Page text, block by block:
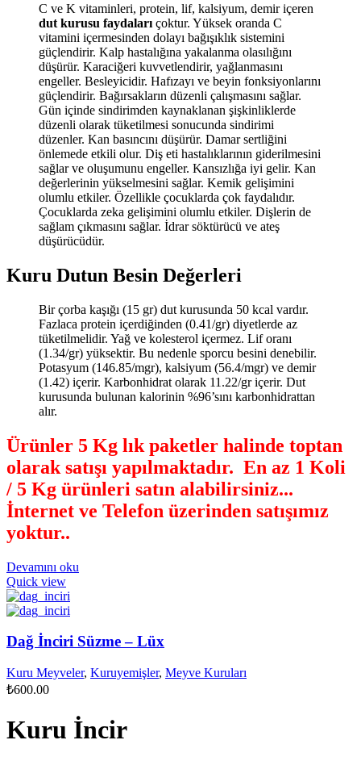
C ve K vitaminleri, protein, lif, kalsiyum, demir içeren
dut kurusu faydaları çoktur. Yüksek oranda C
vitamini içermesinden dolayı bağışıklık sistemini
güçlendirir. Kalp hastalığına yakalanma olasılığını
düşürür. Karaciğeri kuvvetlendirir, yağlanmasını
engeller. Besleyicidir. Hafızayı ve beyin fonksiyonlarını
güçlendirir. Bağırsakların düzenli çalışmasını sağlar.
Gün içinde sindirimden kaynaklanan şişkinliklerde
düzenli olarak tüketilmesi sonucunda sindirimi
düzenler. Kan basıncını düşürür. Damar sertliğini
önlemede etkili olur. Diş eti hastalıklarının giderilmesini
sağlar ve oluşumunu engeller. Kansızlığa iyi gelir. Kan
değerlerinin yükselmesini sağlar. Kemik gelişimini
olumlu etkiler. Özellikle çocuklarda çok faydalıdır.
Çocuklarda zeka gelişimini olumlu etkiler. Dişlerin de
sağlam çıkmasını sağlar. İdrar söktürücü ve ateş
düşürücüdür.
Kuru Dutun Besin Değerleri
Bir çorba kaşığı (15 gr) dut kurusunda 50 kcal vardır.
Fazlaca protein içerdiğinden (0.41/gr) diyetlerde az
tüketilmelidir. Yağ ve kolesterol içermez. Lif oranı
(1.34/gr) yüksektir. Bu nedenle sporcu besini denebilir.
Potasyum (146.85/mgr), kalsiyum (56.4/mgr) ve demir
(1.42) içerir. Karbonhidrat olarak 11.22/gr içerir. Dut
kurusunda bulunan kalorinin %96’sını karbonhidrattan
alır.
Ürünler 5 Kg lık paketler halinde toptan
olarak satışı yapılmaktadır. En az 1 Koli
/ 5 Kg ürünleri satın alabilirsiniz...
İnternet ve Telefon üzerinden satışımız
yoktur..
Devamını oku
Quick view
Dağ İnciri Süzme – Lüx
Kuru Meyveler, Kuruyemişler, Meyve Kuruları
₺600.00
Kuru İncir